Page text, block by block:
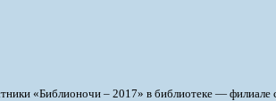
«Библионочи – 2017» в библиотеке —